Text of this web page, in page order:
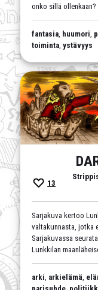
onko sillä ollenkaan?
fantasia huumori
toiminta ,ystävyys
13
Sarjakuva kertoo
valtakunnasta, jotka
Sarjakuvassa
Lunkkilan
arki, arkielämä,